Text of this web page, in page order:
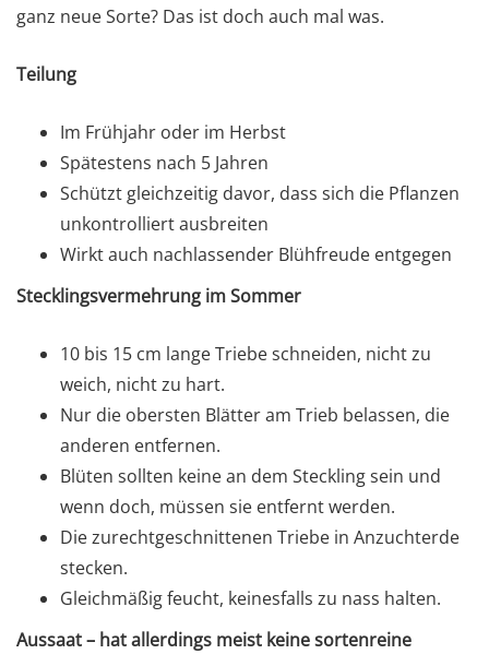
ganz neue Sorte? Das ist doch auch mal was.
Teilung
Im Frühjahr oder im Herbst
Spätestens nach 5 Jahren
Schützt gleichzeitig davor, dass sich die Pflanzen
unkontrolliert ausbreiten
Wirkt auch nachlassender Blühfreude entgegen
Stecklingsvermehrung im Sommer
10 bis 15 cm lange Triebe schneiden, nicht zu
weich, nicht zu hart.
Nur die obersten Blätter am Trieb belassen, die
anderen entfernen.
Blüten sollten keine an dem Steckling sein und
wenn doch, müssen sie entfernt werden.
Die zurechtgeschnittenen Triebe in Anzuchterde
stecken.
Gleichmäßig feucht, keinesfalls zu nass halten.
Aussaat – hat allerdings meist keine sortenreine